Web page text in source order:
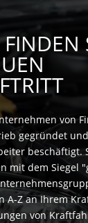
von
gegründet
beschäftigt.
mit dem Siegel
A-Z an Ihrem
von